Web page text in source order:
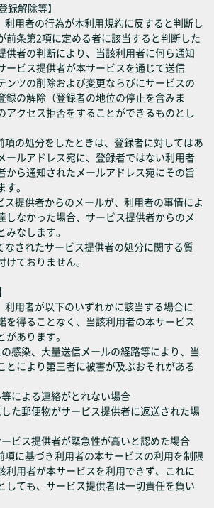
解除等】
利用者の行為が本利用規約に反すると判断し
前条第2項に定める者に該当すると判断した
供者の判断により、当該利用者に何ら通知
ービス提供者が本サービスを通じて送信
ンツの削除および変更ならびにサービスの
録の解除（登録者の地位の停止を含みま
アクセス拒否をすることができるものとし
項の処分をしたときは、登録者に対してはあ
ールアドレス宛に、登録者ではない利用者
から通知されたメールアドレス宛にその旨
。
提供者からのメールが、利用者の事情によ
しなかった場合、サービス提供者からのメ
なします。
なされたサービス提供者の処分に関する質
ておりません。
利用者が以下のいずれかに該当する場合に
を得ることなく、当該利用者の本サービス
あります。
感染、大量送信メールの経路等により、当
とにより第三者に被害が及ぶおそれがある
による連絡がとれない場合
た郵便物がサービス提供者に返送された場
ビス提供者が緊急性が高いと認めた場合
項に基づき利用者の本サービスの利用を制限
利用者が本サービスを利用できず、これに
しても、サービス提供者は一切責任を負い